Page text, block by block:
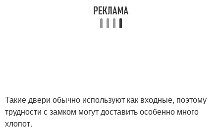
Такие двери обычно используют как входные, поэтому
трудности с замком могут доставить особенно много
хлопот.